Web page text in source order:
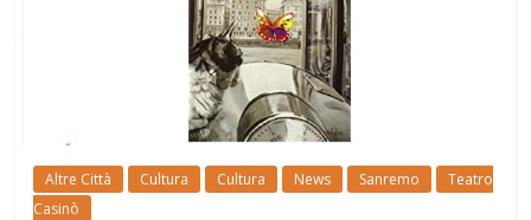
Altre Città Cultura Cultura News Sanremo
Teatro
Casinò